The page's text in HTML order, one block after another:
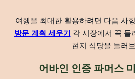
여행을 최대한 활용하려면 다음 사
방문 계획 세우기 각 시장에서 꼭 들
현지 식당을 둘러
어바인 인증 파머스